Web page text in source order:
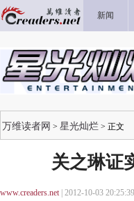
新闻
万维读者网 > 星光灿烂 > 正文
关之琳证
www.creaders.net| 2012-10-03